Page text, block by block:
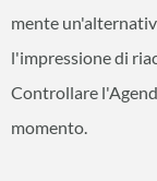
mente
l'impressione di
Controllare
momento.